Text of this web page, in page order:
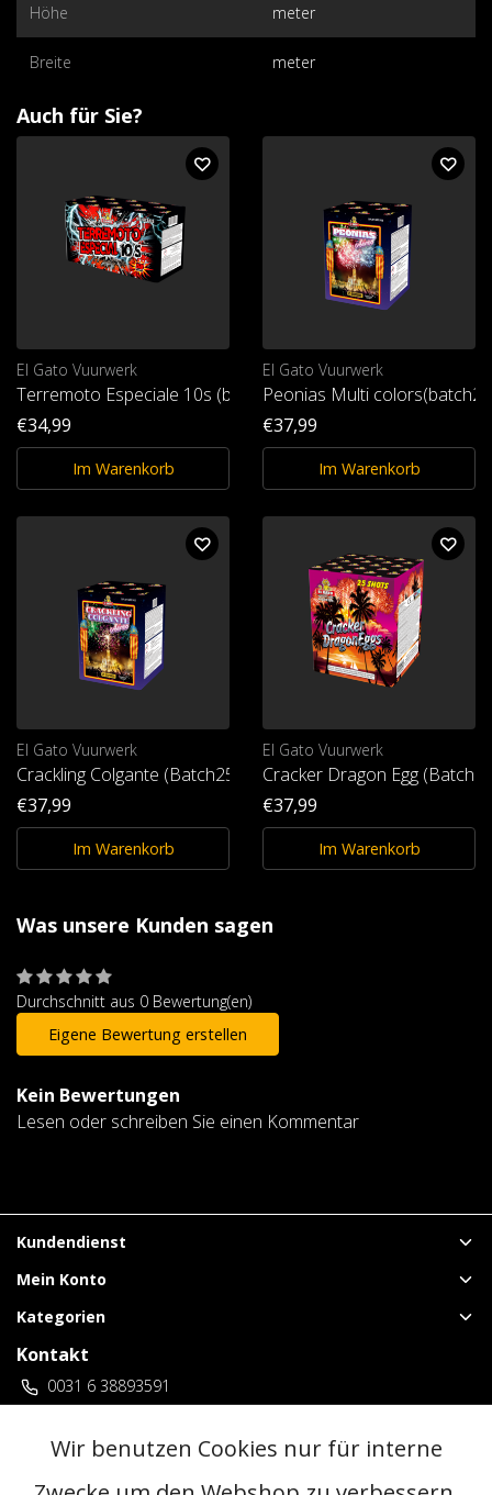
Höhe meter
Breite meter
Auch für Sie?
El Gato Vuurwerk
Terremoto Especiale 10s (batch25)
€34,99
Im Warenkorb
El Gato Vuurwerk
Peonias Multi
€37,99
Im Warenkorb
El Gato Vuurwerk
Crackling Colgante (Batch25)
€37,99
Im Warenkorb
El Gato Vuurwerk
Cracker Dragon Egg
€37,99
Im Warenkorb
Was unsere Kunden sagen
Durchschnitt aus 0 Bewertung(en)
Eigene Bewertung erstellen
Kein Bewertungen
Lesen oder schreiben Sie einen Kommentar
Kundendienst
Mein Konto
Kategorien
Kontakt
0031 6 38893591
vuurwerklangenberg@gmail.com
3 locaties Duitsland
Wir benutzen Cookies nur für interne